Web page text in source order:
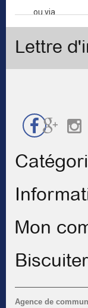
ou via
de
Lettre
Agence de
Mon